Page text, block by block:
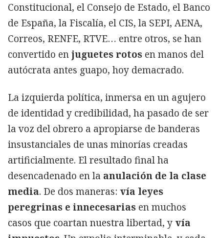
Constitucional, el Consejo de Estado, el Banco
de España, la Fiscalía, el CIS, la SEPI, AENA,
Correos, RENFE, RTVE… entre otros, se han
convertido enjuguetes rotos en manos del
autócrata antes guapo, hoy demacrado.
La izquierda política, inmersa en un agujero
de identidad y credibilidad, ha pasado de ser
la voz del obrero a apropiarse de banderas
insustanciales de unas minorías creadas
artificialmente. El resultado final ha
desencadenado en la anulación de la clase
media. De dos maneras: vía leyes
peregrinas e innecesarias en muchos
casos que coartan nuestra libertad, y vía